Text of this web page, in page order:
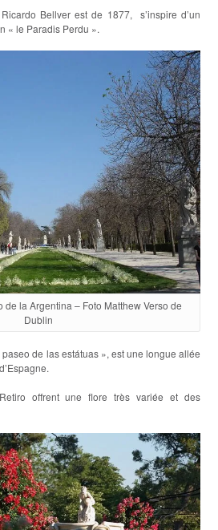
Bellver est de 1877, s’inspire d’un
« le Paradis Perdu ».
de la Argentina – Foto Matthew Verso de
Dublin
de las estátuas », est une longue allée
offrent une flore très variée et des